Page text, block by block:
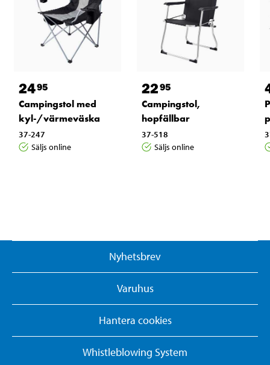
2495
Campingstol med
kyl-/värmeväska
37-247
Säljs online
2295
Campingstol,
hopfällbar
37-518
Säljs online
Nyhetsbrev
Varuhus
Hantera cookies
Whistleblowing System